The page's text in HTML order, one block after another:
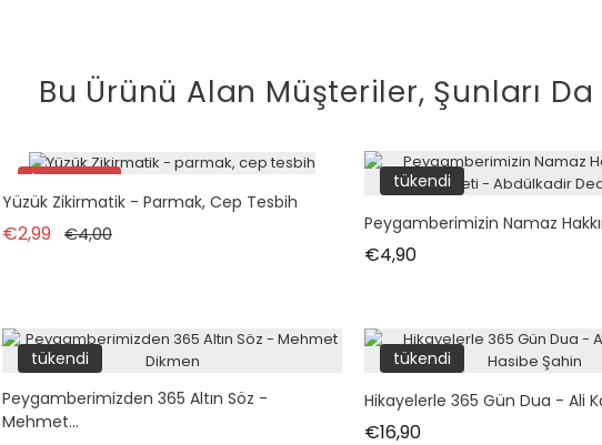
Bu Ürünü Alan Müşteriler, Şunları Da
İndirimde!
Yüzük Zikirmatik - Parmak, Cep Tesbih
€2,99 Normal fiyat
€4,00Fiyat
tükendi
Peygamberimizin Namaz
€4,90Fiyat
tükendi
Peygamberimizden 365 Altın Söz -
Mehmet...
tükendi
Hikayelerle 365 Gün Dua - Ali
€16,90Fiyat